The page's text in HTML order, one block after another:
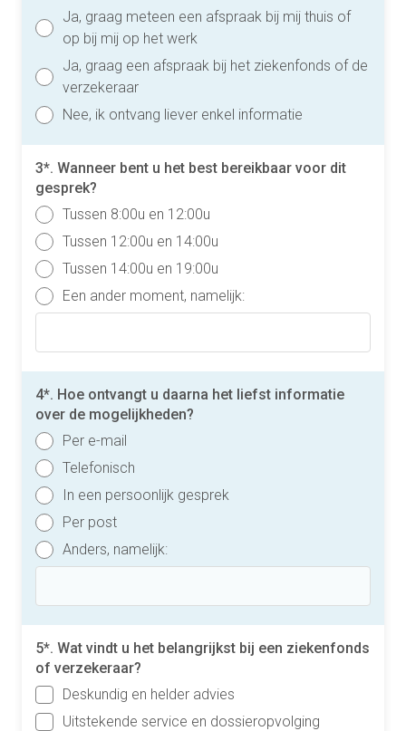
Ja, graag meteen een afspraak bij mij thuis of
op bij mij op het werk
Ja, graag een afspraak bij het ziekenfonds of de
verzekeraar
Nee, ik ontvang liever enkel informatie
3*. Wanneer bent u het best bereikbaar voor dit
gesprek?
Tussen 8:00u en 12:00u
Tussen 12:00u en 14:00u
Tussen 14:00u en 19:00u
Een ander moment, namelijk:
4*. Hoe ontvangt u daarna het liefst informatie
over de mogelijkheden?
Per e-mail
Telefonisch
In een persoonlijk gesprek
Per post
Anders, namelijk:
5*. Wat vindt u het belangrijkst bij een ziekenfonds
of verzekeraar?
Deskundig en helder advies
Uitstekende service en dossieropvolging